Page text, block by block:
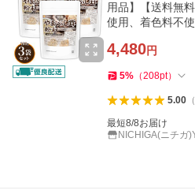
用品】【送料無
使用、着色料不
4,480円
5% （208pt）
5.00（
最短8/8お届け
NICHIGA(ニチガ